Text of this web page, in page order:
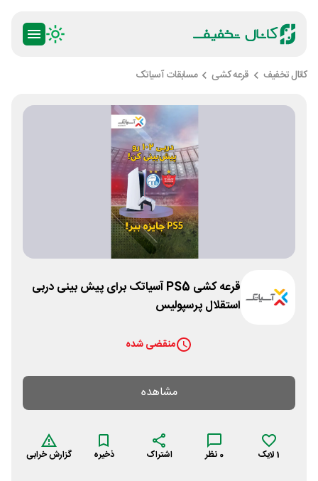
کانال تخفیف قرعه کشی مسابقات آسیاتک
قرعه کشی PS5 آسیاتک برای پیش بینی دربی
استقلال پرسپولیس
منقضی شده
مشاهده
1لایک 0 نظر اشتراک ذخیره گزارش خرابی